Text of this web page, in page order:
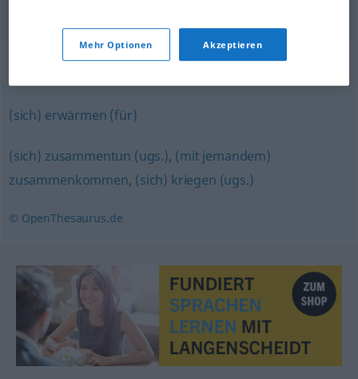
Synonyme für "anfreunden"
(sich) erwärmen (für)
(sich) zusammentun (ugs.), (mit jemandem)
zusammenkommen, (sich) kriegen (ugs.)
© OpenThesaurus.de
Mehr Optionen Akzeptieren